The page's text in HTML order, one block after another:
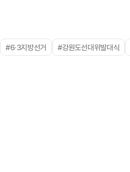
#6·3지방선거 #강원도선대위발대식